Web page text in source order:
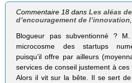
Commentaire 18 dansLes aléas
d’encouragement de l’innovation
Blogueur pas subventionné ?
microcosme des startups
puisqu’il offre par ailleurs
services de conseil justement à ces
Alors il vit sur la bête. Il se sert